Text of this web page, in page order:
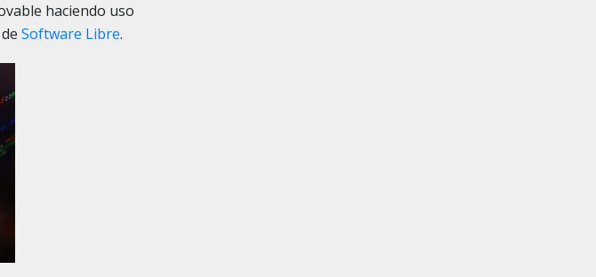
haciendo uso
Software Libre.